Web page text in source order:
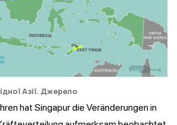
Азії. Джерело
hat Singapur die Veränderungen in